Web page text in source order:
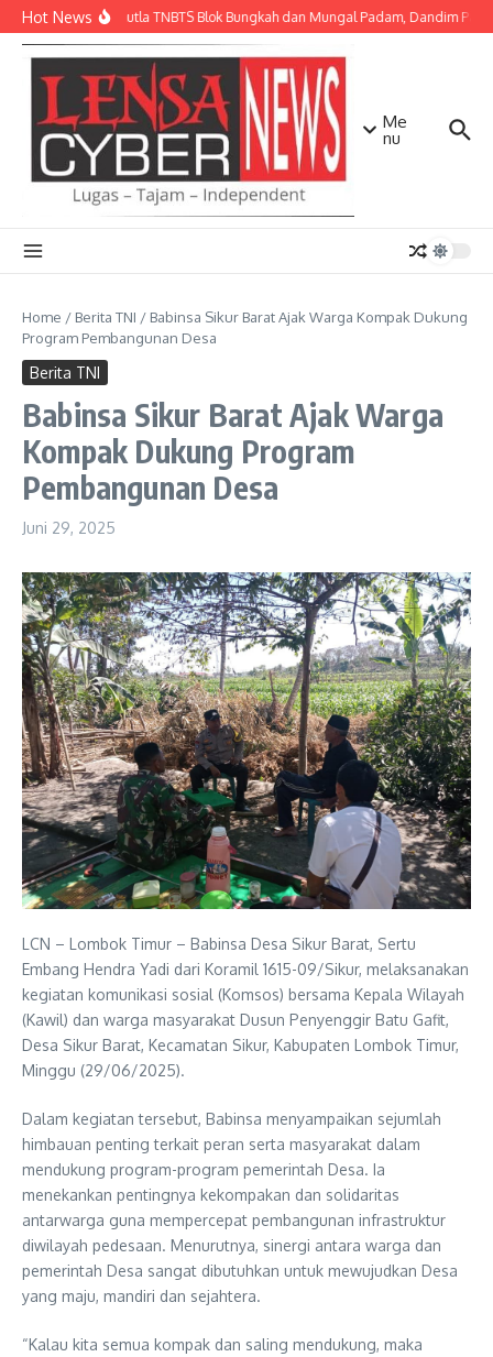
Lewati ke konten
Hot NewsApi Karhutla TNBTS Blok Bungkah dan Mungal Padam, Dandim
Me
nu
Home / Berita TNI / Babinsa Sikur Barat Ajak Warga Kompak Dukung
Program Pembangunan Desa
Berita TNI
Babinsa Sikur Barat Ajak Warga
Kompak Dukung Program
Pembangunan Desa
Juni 29, 2025
LCN – Lombok Timur – Babinsa Desa Sikur Barat, Sertu
Embang Hendra Yadi dari Koramil 1615-09/Sikur, melaksanakan
kegiatan komunikasi sosial (Komsos) bersama Kepala Wilayah
(Kawil) dan warga masyarakat Dusun Penyenggir Batu Gafit,
Desa Sikur Barat, Kecamatan Sikur, Kabupaten Lombok Timur,
Minggu (29/06/2025).
Dalam kegiatan tersebut, Babinsa menyampaikan sejumlah
himbauan penting terkait peran serta masyarakat dalam
mendukung program-program pemerintah Desa. Ia
menekankan pentingnya kekompakan dan solidaritas
antarwarga guna mempercepat pembangunan infrastruktur
diwilayah pedesaan. Menurutnya, sinergi antara warga dan
pemerintah Desa sangat dibutuhkan untuk mewujudkan Desa
yang maju, mandiri dan sejahtera.
“Kalau kita semua kompak dan saling mendukung, maka